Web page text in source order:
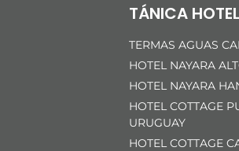
TÁNICA
TERMAS AGUAS
HOTEL NAYARA
HOTEL NAYARA
HOTEL COTTAGE
URUGUAY
HOTEL COTTAGE